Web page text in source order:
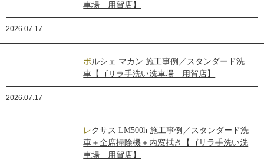
車場 用賀店】
2026.07.17
ポルシェ マカン 施工事例／スタンダード洗
車【ゴリラ手洗い洗車場 用賀店】
2026.07.17
レクサス LM500h 施工事例／スタンダード洗
車＋全席掃除機＋内窓拭き【ゴリラ手洗い洗
車場 用賀店】